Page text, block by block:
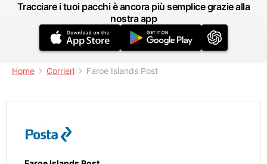
Tracciare i tuoi pacchi è ancora più semplice grazie alla
nostra app
Home Corrieri Faroe Islands Post